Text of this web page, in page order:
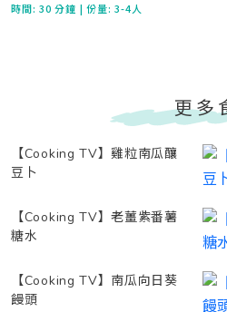
時間:30 分鐘 | 份量: 3-4人
更多
【Cooking TV】雞粒南瓜釀
豆卜
【Cooking TV】老薑紫番薯
糖水
【Cooking TV】南瓜向日葵
饅頭